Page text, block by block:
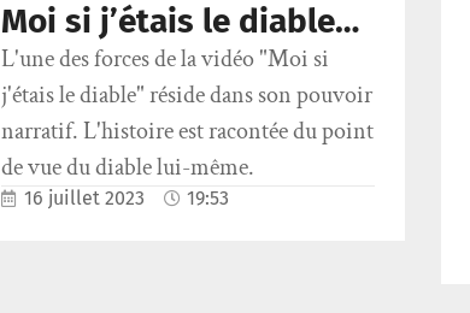
Moi si j’étais le diable…
L'une des forces de la vidéo "Moi si
j'étais le diable" réside dans son pouvoir
narratif. L'histoire est racontée du point
de vue du diable lui-même.
16 juillet 2023 19:53